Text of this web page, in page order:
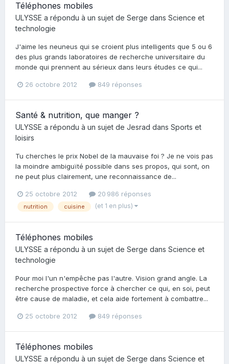
Téléphones mobiles
ULYSSE a répondu à un sujet de Serge dans Science et
technologie
J'aime les neuneus qui se croient plus intelligents que 5 ou 6
des plus grands laboratoires de recherche universitaire du
monde qui prennent au sérieux dans leurs études ce qui...
26 octobre 2012 849 réponses
Santé & nutrition, que manger ?
ULYSSE a répondu à un sujet de Jesrad dans Sports et
loisirs
Tu cherches le prix Nobel de la mauvaise foi ? Je ne vois pas
la moindre ambiguïté possible dans ses propos, qui sont, on
ne peut plus clairement, une reconnaissance de...
25 octobre 2012 20 986 réponses
nutrition cuisine (et 1 en plus)
Téléphones mobiles
ULYSSE a répondu à un sujet de Serge dans Science et
technologie
Pour moi l'un n'empêche pas l'autre. Vision grand angle. La
recherche prospective force à chercher ce qui, en soi, peut
être cause de maladie, et cela aide fortement à combattre...
25 octobre 2012 849 réponses
Téléphones mobiles
ULYSSE a répondu à un sujet de Serge dans Science et